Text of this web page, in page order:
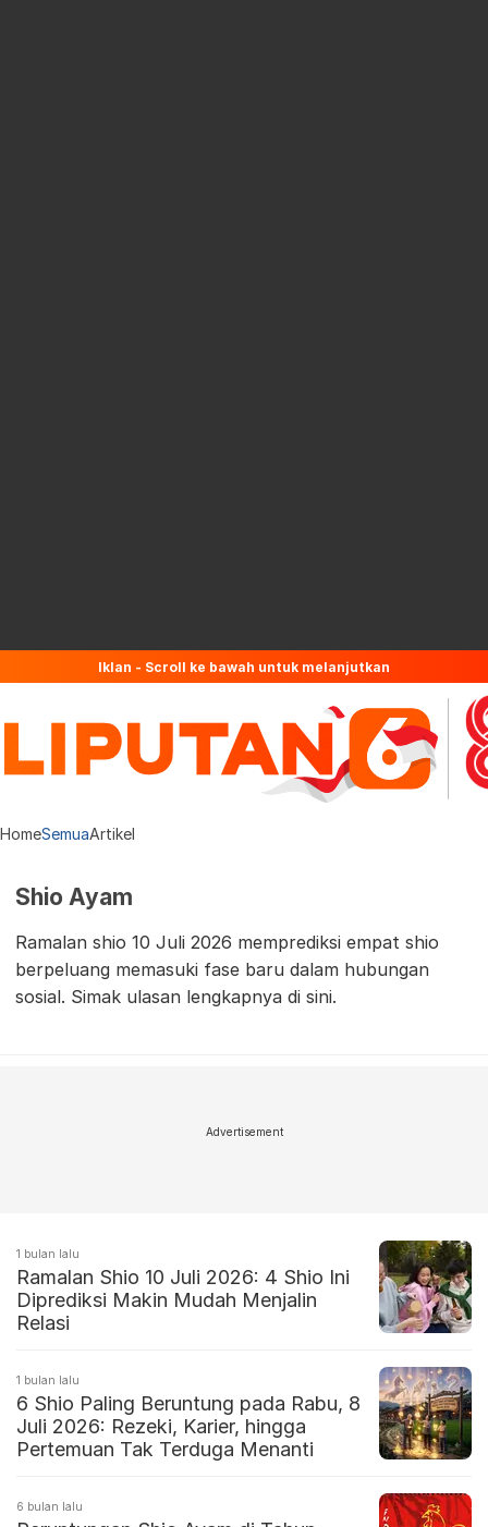
Iklan - Scroll ke bawah untuk melanjutkan
HomeSemuaArtikel
Shio Ayam
Ramalan shio 10 Juli 2026 memprediksi empat shio
berpeluang memasuki fase baru dalam hubungan
sosial. Simak ulasan lengkapnya di sini.
Advertisement
1 bulan lalu
Ramalan Shio 10 Juli 2026: 4 Shio Ini
Diprediksi Makin Mudah Menjalin
Relasi
1 bulan lalu
6 Shio Paling Beruntung pada Rabu, 8
Juli 2026: Rezeki, Karier, hingga
Pertemuan Tak Terduga Menanti
6 bulan lalu